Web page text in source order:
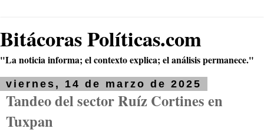
Bitácoras Políticas.com
"La noticia informa; el contexto explica; el análisis permanece."
viernes, 14 de marzo de 2025
Tandeo del sector Ruíz Cortines en
Tuxpan